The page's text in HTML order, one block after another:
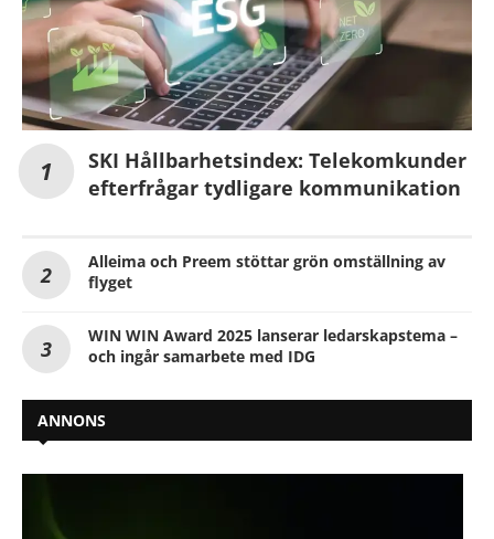
SKI Hållbarhetsindex: Telekomkunder
efterfrågar tydligare kommunikation
Alleima och Preem stöttar grön omställning av
flyget
WIN WIN Award 2025 lanserar ledarskapstema –
och ingår samarbete med IDG
ANNONS